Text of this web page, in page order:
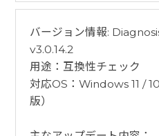
バージョン情報:
v3.0.14.2
用途：互換性チェック
対応OS：Windows 11 /
版）